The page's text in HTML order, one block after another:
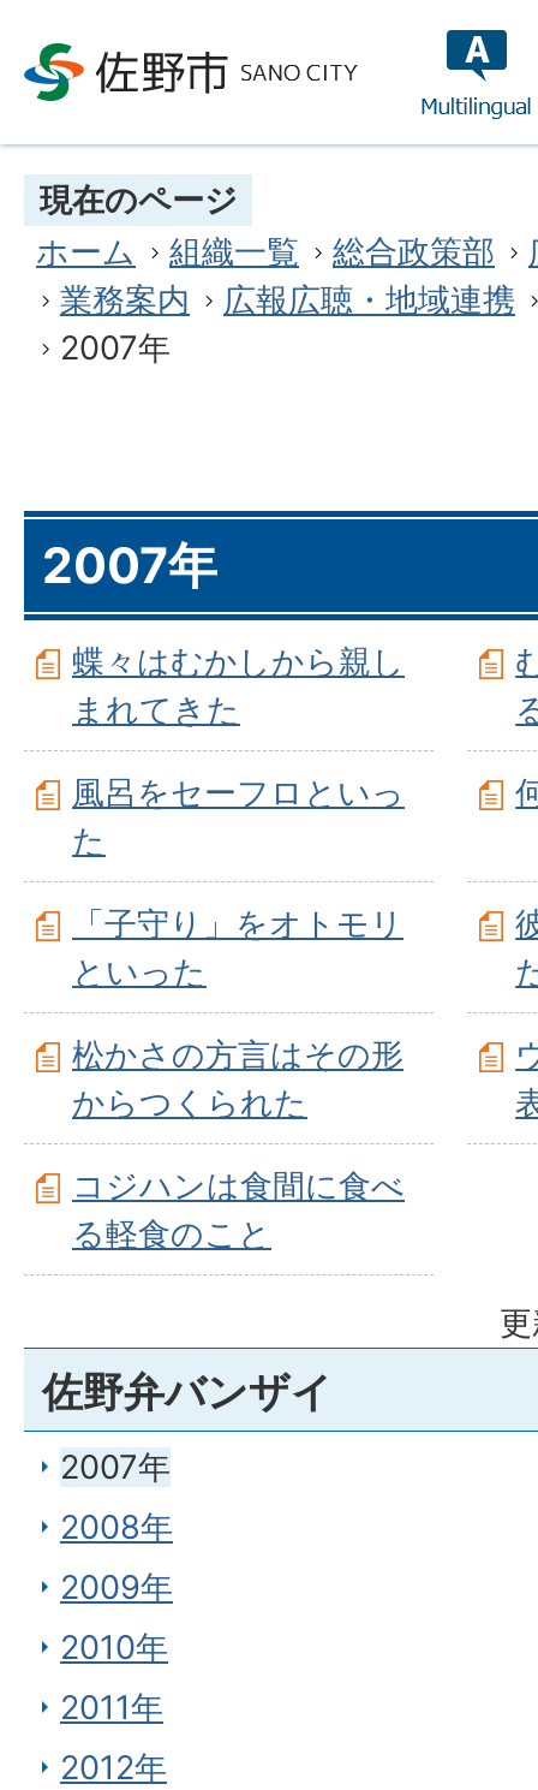
現在のページ
ホーム
組織一覧 総合政策部
業務案内
広報広聴・地域連携
2007年
2007年
蝶々はむかしから親し
まれてきた
風呂をセーフロといっ
た
「子守り」をオトモリ
といった
松かさの方言はその形
からつくられた
コジハンは食間に食べ
る軽食のこと
佐野弁バンザイ
2007年
2008年
2009年
2010年
2011年
2012年